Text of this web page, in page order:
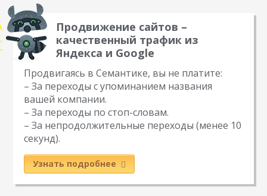
Продвижение сайтов –
качественный трафик из
Яндекса и Google
Продвигаясь в Семантике, вы не платите:
– За переходы с упоминанием названия
вашей компании.
– За переходы по стоп-словам.
– За непродолжительные переходы (менее 10
секунд).
Узнать подробнее